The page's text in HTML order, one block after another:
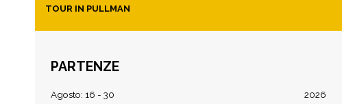
TOUR IN PULLMAN
PARTENZE
Agosto: 16 - 30 2026